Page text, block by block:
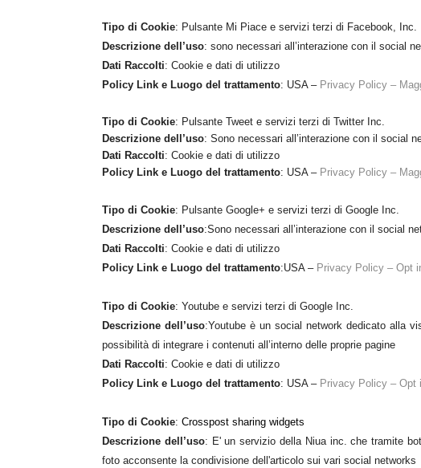
Tipo di Cookie: Pulsante Mi Piace e servizi terzi di Facebook, Inc.
Descrizione dell’uso: sono necessari all’interazione con il social
Dati Raccolti: Cookie e dati di utilizzo
Policy Link e Luogo del trattamento: USA – Privacy Policy –
Tipo di Cookie: Pulsante Tweet e servizi terzi di Twitter Inc.
Descrizione dell’uso: Sono necessari all’interazione con il social
Dati Raccolti: Cookie e dati di utilizzo
Policy Link e Luogo del trattamento: USA – Privacy Policy –
Tipo di Cookie: Pulsante Google+ e servizi terzi di Google Inc.
Descrizione dell’uso:Sono necessari all’interazione con il social
Dati Raccolti: Cookie e dati di utilizzo
Policy Link e Luogo del trattamento:USA – Privacy Policy – Opt
Tipo di Cookie: Youtube e servizi terzi di Google Inc.
Descrizione dell’uso:Youtube è un social network dedicato alla
possibilità di integrare i contenuti all’interno delle proprie pagine
Dati Raccolti: Cookie e dati di utilizzo
Policy Link e Luogo del trattamento: USA – Privacy Policy – Opt
Tipo di Cookie: Crosspost sharing widgets
Descrizione dell’uso: E' un servizio della Niua inc. che tramite
foto acconsente la condivisione dell'articolo sui vari social networks